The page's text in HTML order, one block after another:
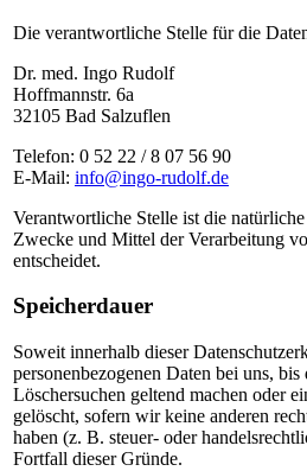
Die verantwortliche Stelle für die
Dr. med. Ingo Rudolf
Hoffmannstr. 6a
32105 Bad Salzuflen
Telefon: 0 52 22 / 8 07 56 90
E-Mail: info@ingo-rudolf.de
Verantwortliche Stelle ist die
Zwecke und Mittel der Verarbeitung
entscheidet.
Speicherdauer
Soweit innerhalb dieser
personenbezogenen Daten bei uns,
Löschersuchen geltend machen oder
gelöscht, sofern wir keine anderen
haben (z. B. steuer- oder
Fortfall dieser Gründe.